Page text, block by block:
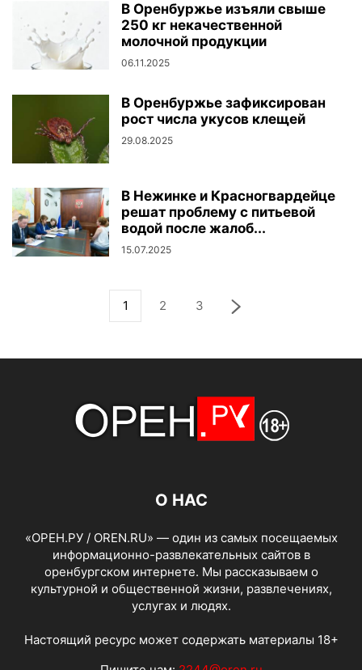
В Оренбуржье изъяли свыше
250 кг некачественной
молочной продукции
06.11.2025
В Оренбуржье зафиксирован
рост числа укусов клещей
29.08.2025
В Нежинке и Красногвардейце
решат проблему с питьевой
водой после жалоб...
15.07.2025
1 2 3
О НАС
«ОРЕН.РУ / OREN.RU» — один из самых посещаемых
информационно-развлекательных сайтов в
оренбургском интернете. Мы рассказываем о
культурной и общественной жизни, развлечениях,
услугах и людях.
Настоящий ресурс может содержать материалы 18+